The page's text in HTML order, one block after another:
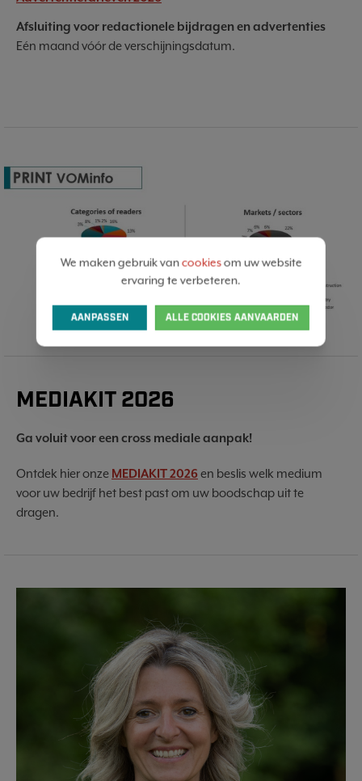
Afsluiting voor redactionele bijdragen en advertenties
Eén maand vóór de verschijningsdatum.
MEDIAKIT 2026
Ga voluit voor een cross mediale aanpak!
Ontdek hier onze MEDIAKIT 2026en beslis welk medium
voor uw bedrijf het best past om uw boodschap uit te
dragen.
We maken gebruik vancookiesom uw website
ervaring te verbeteren.
AANPASSEN ALLE COOKIES AANVAARDEN